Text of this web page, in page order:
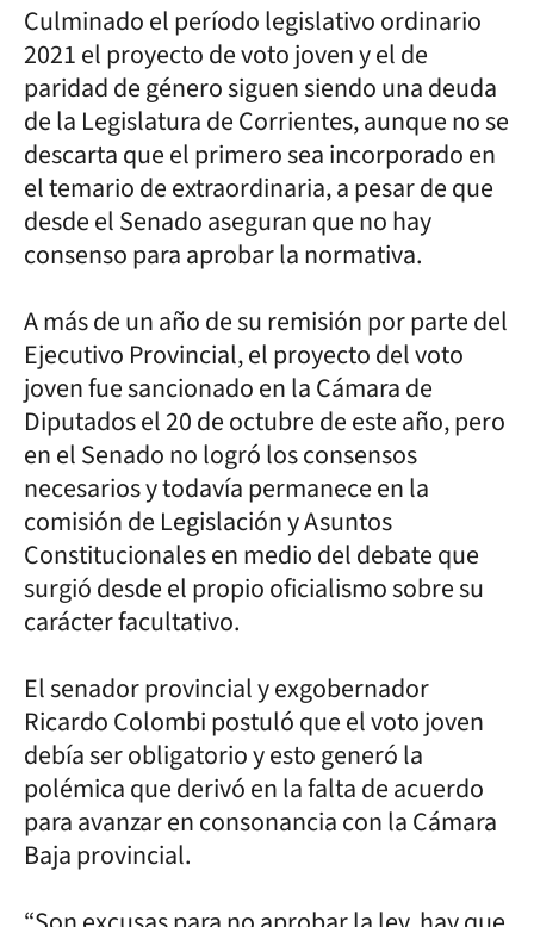
Culminado el período legislativo ordinario
2021 el proyecto de voto joven y el de
paridad de género siguen siendo una deuda
de la Legislatura de Corrientes, aunque no se
descarta que el primero sea incorporado en
el temario de extraordinaria, a pesar de que
desde el Senado aseguran que no hay
consenso para aprobar la normativa.
A más de un año de su remisión por parte del
Ejecutivo Provincial, el proyecto del voto
joven fue sancionado en la Cámara de
Diputados el 20 de octubre de este año, pero
en el Senado no logró los consensos
necesarios y todavía permanece en la
comisión de Legislación y Asuntos
Constitucionales en medio del debate que
surgió desde el propio oficialismo sobre su
carácter facultativo.
El senador provincial y exgobernador
Ricardo Colombi postuló que el voto joven
debía ser obligatorio y esto generó la
polémica que derivó en la falta de acuerdo
para avanzar en consonancia con la Cámara
Baja provincial.